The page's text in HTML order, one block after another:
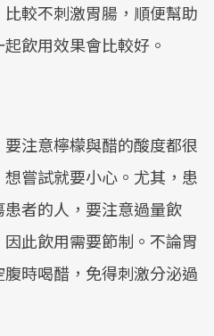
較不刺激胃腸，順便幫助
飲用效果會比較好。
注意檸檬與醋的酸度都很
嘗試就要小心。尤其，患
者的人，要注意過量飲
此飲用需要節制。不論胃
時喝醋，免得刺激分泌過